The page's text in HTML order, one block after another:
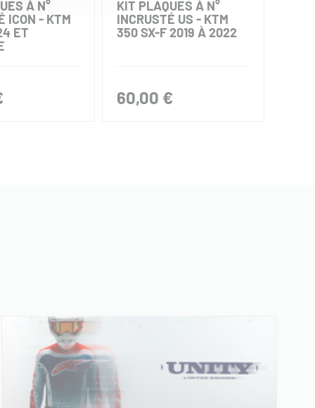
À N°
ICON - KTM
ET
KIT PLAQUES À N°
INCRUSTÉ US - KTM
350 SX-F 2019 À 2022
60,00 €